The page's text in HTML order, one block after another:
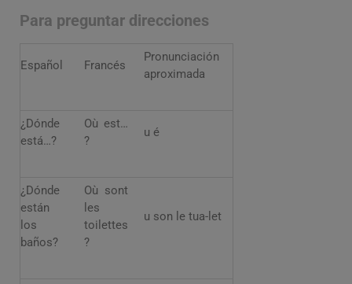
Para preguntar direcciones
Español Francés
Pronunciación
aproximada
¿Dónde
está…?
Où est…
?
u é
¿Dónde
están
los
baños?
Où sont
les
toilettes
?
u son le tua-let